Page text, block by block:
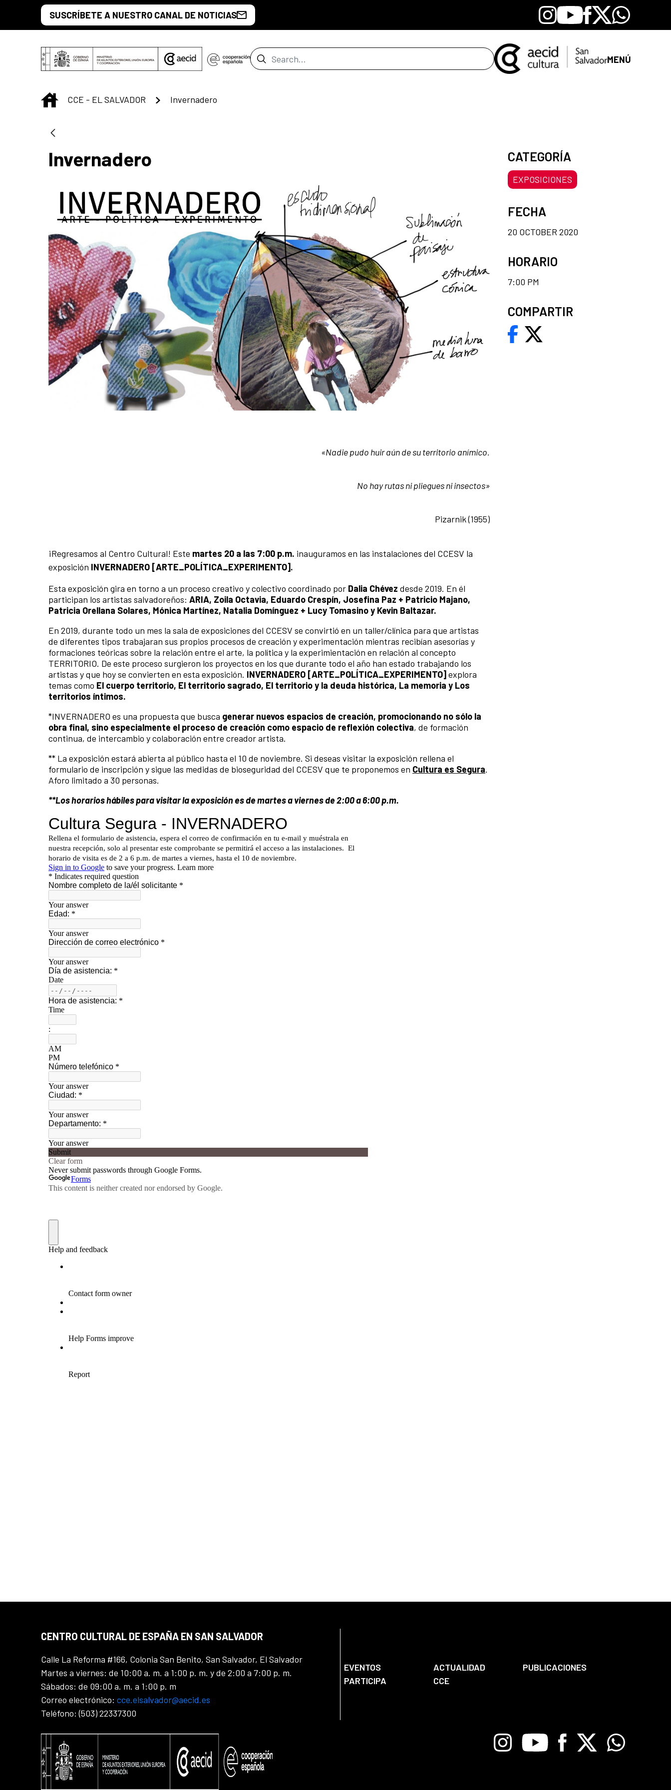
Skip to Main ContentSUSCRÍBETE A NUESTRO CANAL DE NOTICIAS Instagram
YoutubeFacebook
X Whatsapp
Search Bar MENÚ
INICIO
CCE - EL SALVADOR Invernadero
Invernadero
«Nadie pudo huir aún de su territorio anímico.
No hay rutas ni pliegues ni insectos»
Pizarnik (1955)
¡Regresamos al Centro Cultural! Este martes 20 a las 7:00 p.m. inauguramos en las instalaciones del CCESV la
exposición INVERNADERO [ARTE_POLÍTICA_EXPERIMENTO].
Esta exposición gira en torno a un proceso creativo y colectivo coordinado por Dalia Chévez desde 2019. En él
participan los artistas salvadoreños: ARIA, Zoila Octavia, Eduardo Crespín, Josefina Paz + Patricio Majano,
Patricia Orellana Solares, Mónica Martínez, Natalia Domínguez + Lucy Tomasino y Kevin Baltazar.
En 2019, durante todo un mes la sala de exposiciones del CCESV se convirtió en un taller/clínica para que artistas
de diferentes tipos trabajaran sus propios procesos de creación y experimentación mientras recibían asesorías y
formaciones teóricas sobre la relación entre el arte, la política y la experimientación en relación al concepto
TERRITORIO. De este proceso surgieron los proyectos en los que durante todo el año han estado trabajando los
artistas y que hoy se convierten en esta exposición. INVERNADERO [ARTE_POLÍTICA_EXPERIMENTO] explora
temas como El cuerpo territorio, El territorio sagrado, El territorio y la deuda histórica, La memoria y Los
territorios íntimos.
*INVERNADERO es una propuesta que busca generar nuevos espacios de creación, promocionando no sólo la
obra final, sino especialmente el proceso de creación como espacio de reflexión colectiva, de formación
continua, de intercambio y colaboración entre creador artista.
** La exposición estará abierta al público hasta el 10 de noviembre. Si deseas visitar la exposición rellena el
formulario de inscripción y sigue las medidas de bioseguridad del CCESV que te proponemos en Cultura es Segura.
Aforo limitado a 30 personas.
**Los horarios hábiles para visitar la exposición es de martes a viernes de 2:00 a 6:00 p.m.
CATEGORÍA
EXPOSICIONES
FECHA
20 OCTOBER 2020
HORARIO
7:00 PM
COMPARTIR
CENTRO CULTURAL DE ESPAÑA EN SAN SALVADOR
Calle La Reforma #166, Colonia San Benito, San Salvador, El Salvador
Martes a viernes: de 10:00 a. m. a 1:00 p. m. y de 2:00 a 7:00 p. m.
Sábados: de 09:00 a. m. a 1:00 p. m
Correo electrónico: cce.elsalvador@aecid.es
Teléfono: (503) 22337300
EVENTOS ACTUALIDAD
PUBLICACIONES
PARTICIPA
CCE
InstagramYoutube Facebook
X Whatsapp